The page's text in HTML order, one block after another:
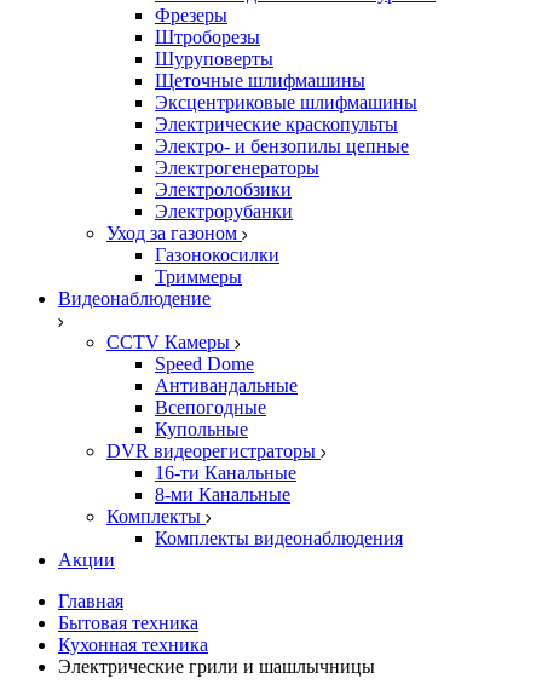
Фрезеры
Штроборезы
Шуруповерты
Щеточные шлифмашины
Эксцентриковые шлифмашины
Электрические краскопульты
Электро- и бензопилы цепные
Электрогенераторы
Электролобзики
Электрорубанки
Уход за газоном
Газонокосилки
Триммеры
Видеонаблюдение
CCTV Камеры
Speed Dome
Антивандальные
Всепогодные
Купольные
DVR видеорегистраторы
16-ти Канальные
8-ми Канальные
Комплекты
Комплекты видеонаблюдения
Акции
Главная
Бытовая техника
Кухонная техника
Электрические грили и шашлычницы